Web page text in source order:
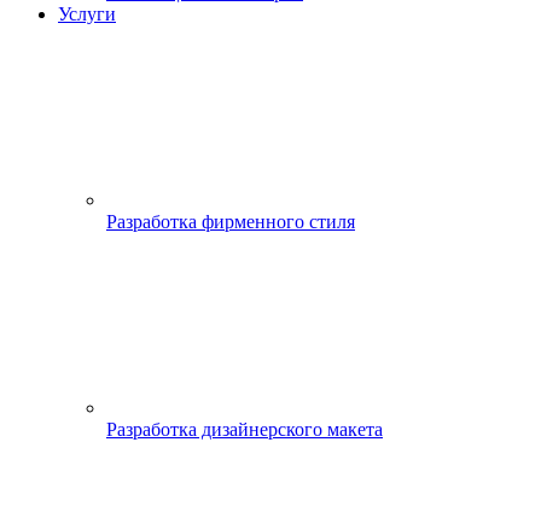
Услуги
Разработка фирменного стиля
Разработка дизайнерского макета